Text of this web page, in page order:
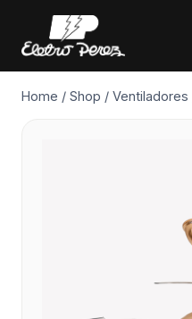
Home / Shop / Ventiladores